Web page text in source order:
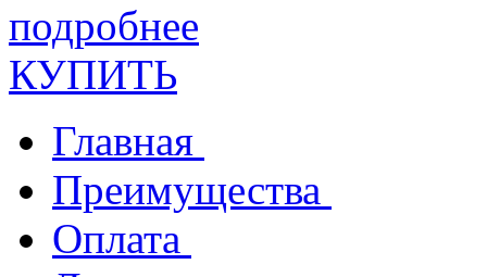
подробнее
КУПИТЬ
Главная
Преимущества
Оплата